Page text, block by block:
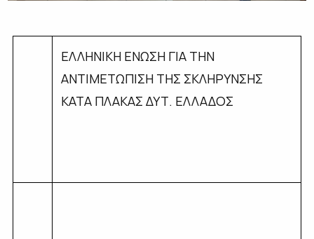
ΕΛΛΗΝΙΚΗ ΕΝΩΣΗ ΓΙΑ ΤΗΝ
ΑΝΤΙΜΕΤΩΠΙΣΗ ΤΗΣ ΣΚΛΗΡΥΝΣΗΣ
ΚΑΤΑ ΠΛΑΚΑΣ ΔΥΤ. ΕΛΛΑΔΟΣ